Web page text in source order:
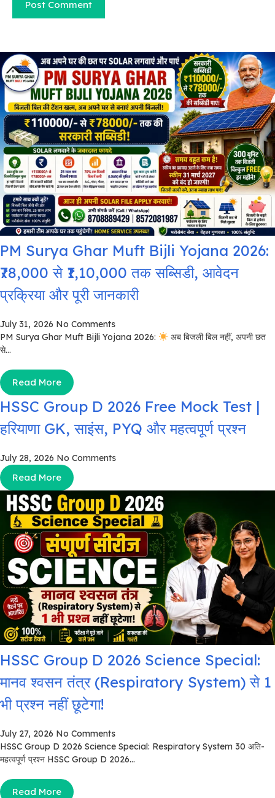
PM Surya Ghar Muft Bijli Yojana 2026:
₹78,000 से ₹1,10,000 तक सब्सिडी, आवेदन
प्रक्रिया और पूरी जानकारी
July 31, 2026 No Comments
PM Surya Ghar Muft Bijli Yojana 2026:
अब बिजली बिल नहीं, अपनी छत
से...
Read More
HSSC Group D 2026 Free Mock Test |
हरियाणा GK, साइंस, PYQ और महत्वपूर्ण प्रश्न
July 28, 2026 No Comments
Read More
HSSC Group D 2026 Science Special:
मानव श्वसन तंत्र (Respiratory System) से 1
भी प्रश्न नहीं छूटेगा!
July 27, 2026 No Comments
HSSC Group D 2026 Science Special: Respiratory System 30 अति-
महत्वपूर्ण प्रश्न HSSC Group D 2026...
Read More